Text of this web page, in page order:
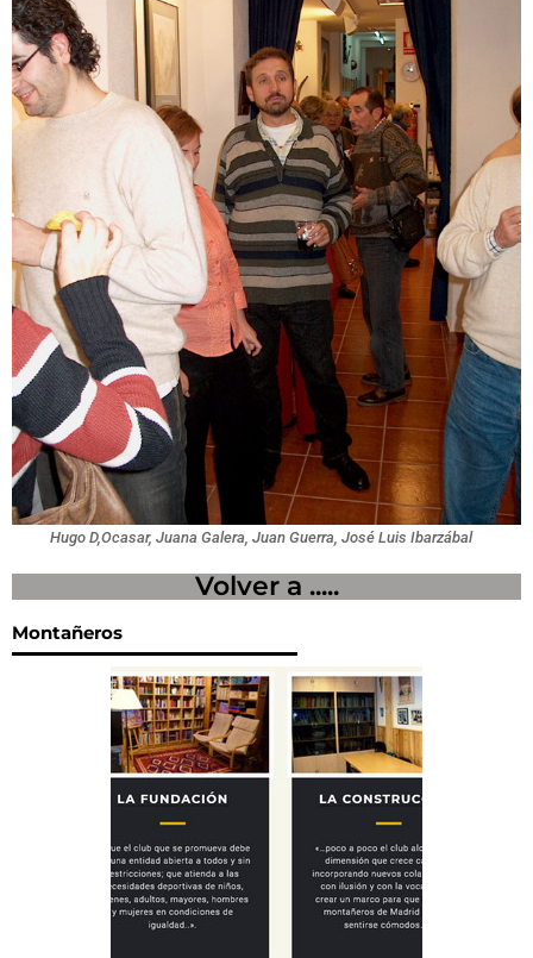
Hugo D,Ocasar, Juana Galera, Juan Guerra, José Luis Ibarzábal
Volver a .....
Montañeros